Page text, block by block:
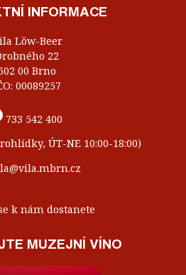
INFORMACE
Löw-Beer
22
00 Brno
00089257
733 542 400
ÚT-NE 10:00-18:00)
k nám dostanete
MUZEJNÍ VÍNO